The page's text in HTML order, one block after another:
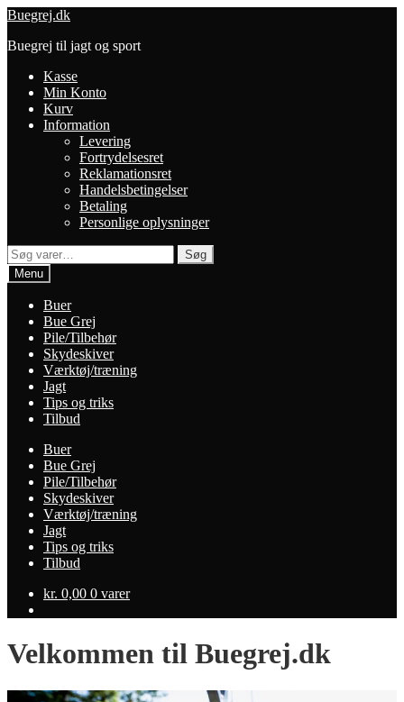
Spring
navigation
Spring
indhold
Buegrej.dk
Buegrej til jagt og sport
Kasse
Min Konto
Kurv
Information
Levering
Fortrydelsesret
Reklamationsret
Handelsbetingelser
Betaling
Personlige oplysninger
Søg
efter:
Søg
Menu
Buer
Bue Grej
Pile/Tilbehør
Skydeskiver
Værktøj/træning
Jagt
Tips og triks
Tilbud
Buer
Bue Grej
Pile/Tilbehør
Skydeskiver
Værktøj/træning
Jagt
Tips og triks
Tilbud
kr. 0,00 0 varer
Velkommen til Buegrej.dk